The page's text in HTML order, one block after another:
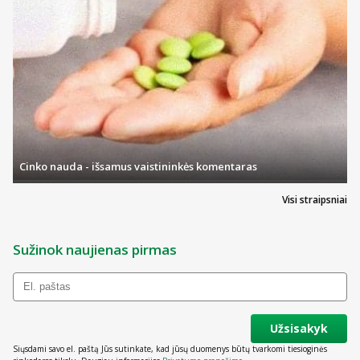
Visi straipsniai
Cinko nauda - išsamus vaistininkės komentaras
Sužinok naujienas pirmas
Užsisakyk
Siųsdami savo el. paštą Jūs sutinkate, kad jūsų duomenys būtų tvarkomi tiesioginės